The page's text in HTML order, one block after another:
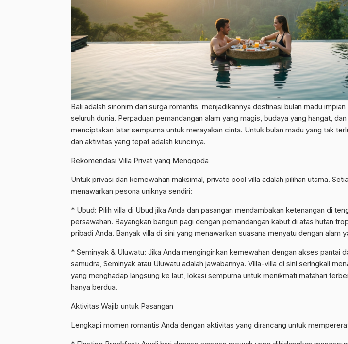
Bali adalah sinonim dari surga romantis, menjadikannya destinasi bulan madu
seluruh dunia. Perpaduan pemandangan alam yang magis, budaya yang hangat,
menciptakan latar sempurna untuk merayakan cinta. Untuk bulan madu yang tak
dan aktivitas yang tepat adalah kuncinya.
Rekomendasi Villa Privat yang Menggoda
Untuk privasi dan kemewahan maksimal, private pool villa adalah pilihan utama.
menawarkan pesona uniknya sendiri:
* Ubud: Pilih villa di Ubud jika Anda dan pasangan mendambakan ketenangan di
persawahan. Bayangkan bangun pagi dengan pemandangan kabut di atas hutan
pribadi Anda. Banyak villa di sini yang menawarkan suasana menyatu dengan alam
* Seminyak & Uluwatu: Jika Anda menginginkan kemewahan dengan akses pantai
samudra, Seminyak atau Uluwatu adalah jawabannya. Villa-villa di sini seringkali
yang menghadap langsung ke laut, lokasi sempurna untuk menikmati matahari
hanya berdua.
Aktivitas Wajib untuk Pasangan
Lengkapi momen romantis Anda dengan aktivitas yang dirancang untuk